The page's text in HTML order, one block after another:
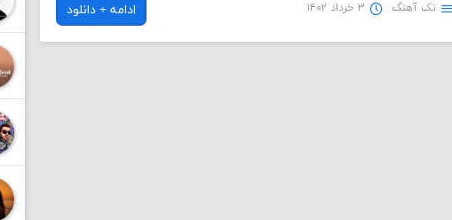
تک آهنگ ۳ خرداد ۱۴۰۲ ادامه + دانلود